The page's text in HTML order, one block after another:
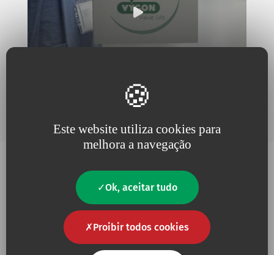
Este website utiliza cookies para
melhora a navegação
Ok, aceitar tudo
Proibir todos cookies
Porquê escolher Vygon?